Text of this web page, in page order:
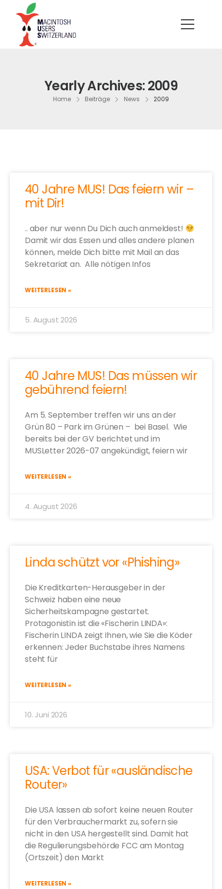
Yearly Archives: 2009
Home Beiträge News 2009
40 Jahre MUS! Das feiern wir –
mit Dir!
.. aber nur wenn Du Dich auch anmeldest!
Damit wir das Essen und alles andere planen
können, melde Dich bitte mit Mail an das
Sekretariat an. Alle nötigen Infos
WEITERLESEN »
5. August 2026
40 Jahre MUS! Das müssen wir
gebührend feiern!
Am 5. September treffen wir uns an der
Grün 80 – Park im Grünen – bei Basel. Wie
bereits bei der GV berichtet und im
MUSLetter 2026-07 angekündigt, feiern wir
WEITERLESEN »
4. August 2026
Linda schützt vor «Phishing»
Die Kreditkarten-Herausgeber in der
Schweiz haben eine neue
Sicherheitskampagne gestartet.
Protagonistin ist die «Fischerin LINDA»:
Fischerin LINDA zeigt Ihnen, wie Sie die Köder
erkennen: Jeder Buchstabe ihres Namens
steht für
WEITERLESEN »
10. Juni 2026
USA: Verbot für «ausländische
Router»
Die USA lassen ab sofort keine neuen Router
für den Verbrauchermarkt zu, sofern sie
nicht in den USA hergestellt sind. Damit hat
die Regulierungsbehörde FCC am Montag
(Ortszeit) den Markt
WEITERLESEN »